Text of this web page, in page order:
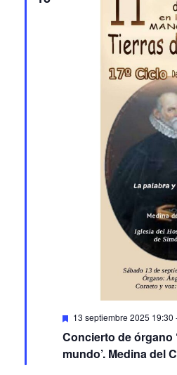
Featured
13 septiembre 2025 19:30
Concierto de órgano
mundo’. Medina del